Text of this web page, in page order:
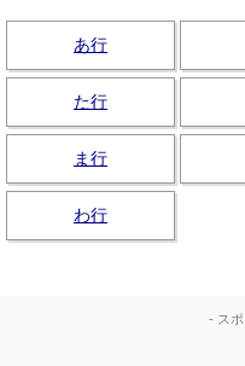
あ行
た行
ま行
わ行
- ス